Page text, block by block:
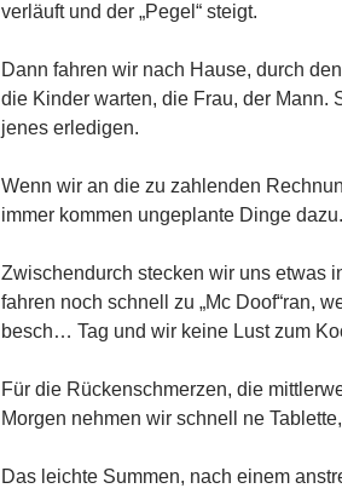
verläuft und der „Pegel“ steigt.
Dann fahren wir nach Hause, durch
die Kinder warten, die Frau, der
jenes erledigen.
Wenn wir an die zu zahlenden
immer kommen ungeplante Dinge dazu.
Zwischendurch stecken wir uns etwas
fahren noch schnell zu „Mc Doof“ran,
besch… Tag und wir keine Lust zum
Für die Rückenschmerzen, die
Morgen nehmen wir schnell ne
Das leichte Summen, nach einem